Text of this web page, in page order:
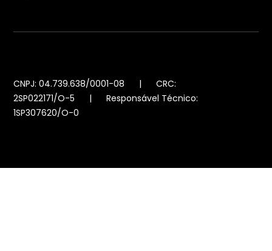
CNPJ: 04.739.638/0001-08 | CRC:
2SP022171/O-5 | Responsável Técnico:
1SP307620/O-0